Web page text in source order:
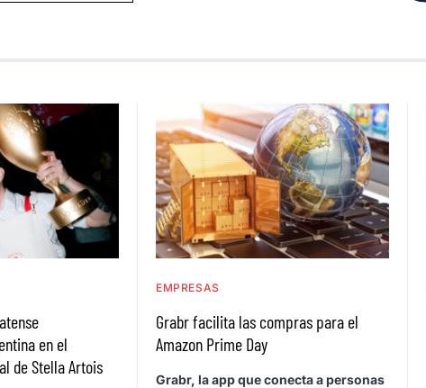
en el
de Stella Artois
EMPRESAS
Grabr facilita las compras para el
Amazon Prime Day
Grabr, la app que conecta a personas